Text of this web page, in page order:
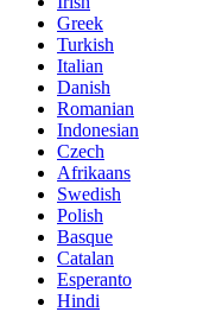
Greek
Turkish
Italian
Danish
Romanian
Indonesian
Czech
Afrikaans
Swedish
Polish
Basque
Catalan
Esperanto
Hindi